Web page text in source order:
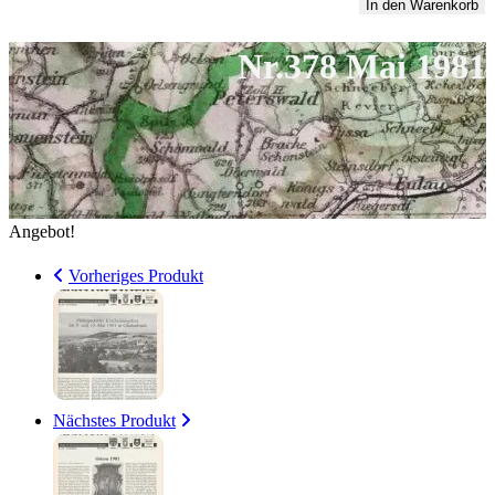
5,00 €
Menge
In den Warenkorb
Nr.378 Mai 1981
Angebot!
Vorheriges Produkt
Nächstes Produkt